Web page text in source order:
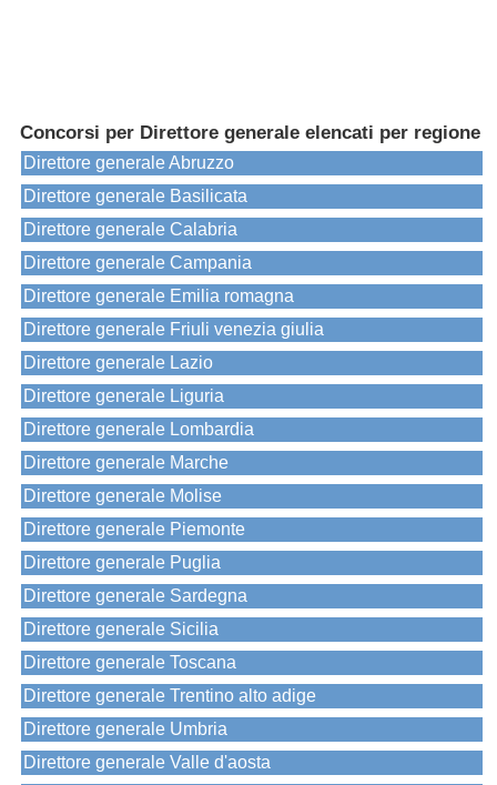
Concorsi per Direttore generale elencati per regione
Direttore generale Abruzzo
Direttore generale Basilicata
Direttore generale Calabria
Direttore generale Campania
Direttore generale Emilia romagna
Direttore generale Friuli venezia giulia
Direttore generale Lazio
Direttore generale Liguria
Direttore generale Lombardia
Direttore generale Marche
Direttore generale Molise
Direttore generale Piemonte
Direttore generale Puglia
Direttore generale Sardegna
Direttore generale Sicilia
Direttore generale Toscana
Direttore generale Trentino alto adige
Direttore generale Umbria
Direttore generale Valle d'aosta